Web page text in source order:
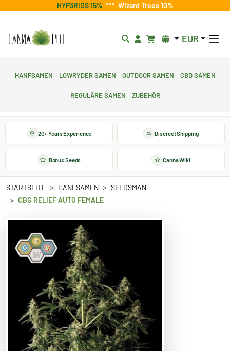
HYP3RIDS 15% *** Wizard Trees 10%
EUR
Hanfsamen Lowryder Samen Outdoor Samen CBD Samen
Reguläre Samen Zubehör
20+ Years Experience Discreet Shipping
Bonus Seeds Canna Wiki
STARTSEITE HANFSAMEN
SEEDSMAN
CBG RELIEF AUTO FEMALE